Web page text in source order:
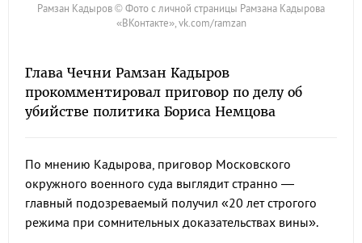
Рамзан Кадыров © Фото с личной страницы Рамзана Кадырова
«ВКонтакте», vk.com/ramzan
Глава Чечни Рамзан Кадыров
прокомментировал приговор по делу об
убийстве политика Бориса Немцова
По мнению Кадырова, приговор Московского
окружного военного суда выглядит странно —
главный подозреваемый получил «20 лет строгого
режима при сомнительных доказательствах вины».